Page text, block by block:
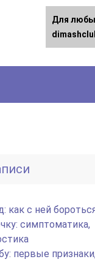
как с ней
симптоматика,
первые признаки,
Для